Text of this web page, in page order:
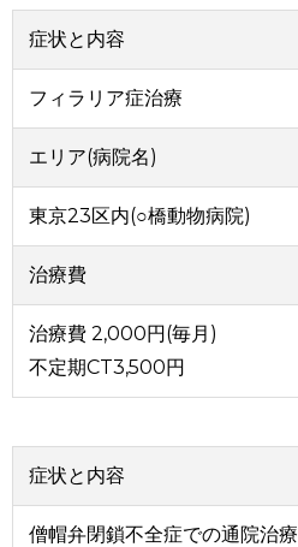
症状と内容
フィラリア症治療
エリア(病院名)
東京23区内(○橋動物病院)
治療費
治療費 2,000円(毎月)
不定期CT3,500円
症状と内容
僧帽弁閉鎖不全症での通院治療